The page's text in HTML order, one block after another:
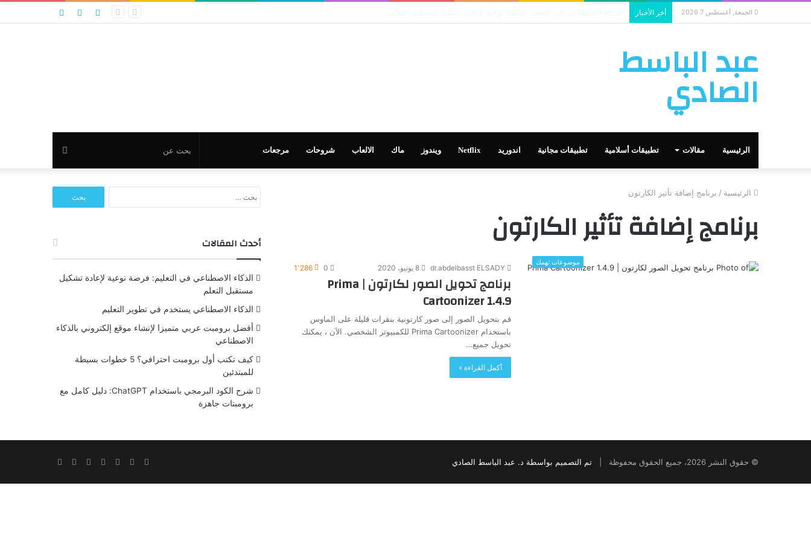
الجمعة, أغسطس 7 2026 أخر الأخبار مقال تسجيل
عبد الباسط
الصادي
الرئيسية مقالات تطبيقات أسلامية تطبيقات مجانية اندوريد Netflix ويندوز ماك الالعاب شروحات مرجعات
عن
الرئيسية / برنامج إضافة تأثير الكارتون
برنامج إضافة تأثير الكارتون
موضوعات تهمك
8 يونيو، 2020 0 1٬286
برنامج تحويل الصور لكارتون | Prima
Cartoonizer 1.4.9
قم بتحويل الصور إلى صور كارتونية بنقرات قليلة على الماوس
باستخدام Prima Cartoonizer للكمبيوتر الشخصي. الآن ، يمكنك
تحويل جميع…
أكمل القراءة »
عن:
أحدث المقالات
الذكاء الاصطناعي في التعليم: فرصة نوعية لإعادة تشكيل
مستقبل التعلم
الذكاء الاصطناعي يستخدم في تطوير التعليم
أفضل برومبت عربي متميزا لإنشاء موقع إلكتروني بالذكاء
الاصطناعي
كيف تكتب أول برومبت احترافي؟ 5 خطوات بسيطة
للمبتدئين
شرح الكود البرمجي باستخدام ChatGPT: دليل كامل مع
برومبتات جاهزة
© حقوق النشر 2026، جميع الحقوق محفوظة | تم التصميم بواسطة د. عبد الباسط الصادي Facebook
Twitter
LinkedIn
YouTube
Instagram
Snapchat